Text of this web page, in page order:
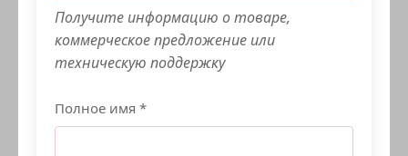
Получите информацию о товаре,
коммерческое предложение или
техническую поддержку
Полное имя *